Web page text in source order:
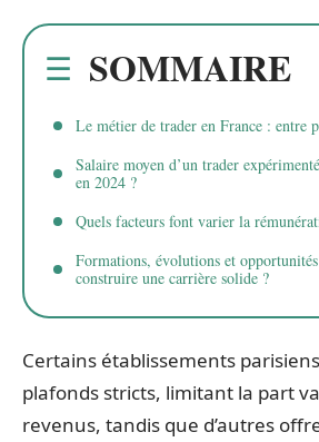
SOMMAIRE
Le métier de trader en France : entre
Salaire moyen d’un trader
en 2024 ?
Quels facteurs font varier la
Formations, évolutions et
construire une carrière solide ?
Certains établissements
plafonds stricts, limitant la part
revenus, tandis que d’autres